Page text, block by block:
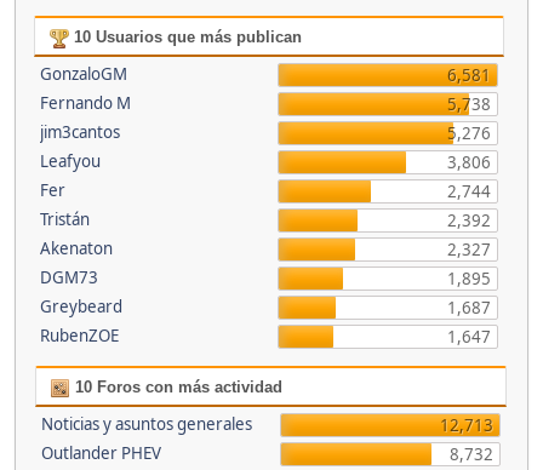
10 Usuarios que más publican
GonzaloGM
6,581
Fernando M
5,738
jim3cantos
5,276
Leafyou
3,806
Fer
2,744
Tristán
2,392
Akenaton
2,327
DGM73
1,895
Greybeard
1,687
RubenZOE
1,647
10 Foros con más actividad
Noticias y asuntos generales
12,713
Outlander PHEV
8,732